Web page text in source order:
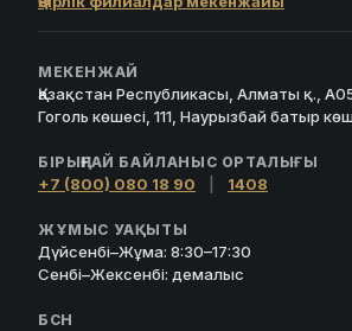
МЕКЕНЖАЙ
Қазақстан Республикасы, Алматы қ.,
Гоголь көшесі, 111, Наурызбай батыр
БІРЫҢҒАЙ БАЙЛАНЫС ОРТАЛЫҒЫ
+7 (800) 080 18 90 1408
ЖҰМЫС УАҚЫТЫ
Дүйсенбі–Жұма: 8:30–17:30
Сенбі–Жексенбі: демалыс
БСН